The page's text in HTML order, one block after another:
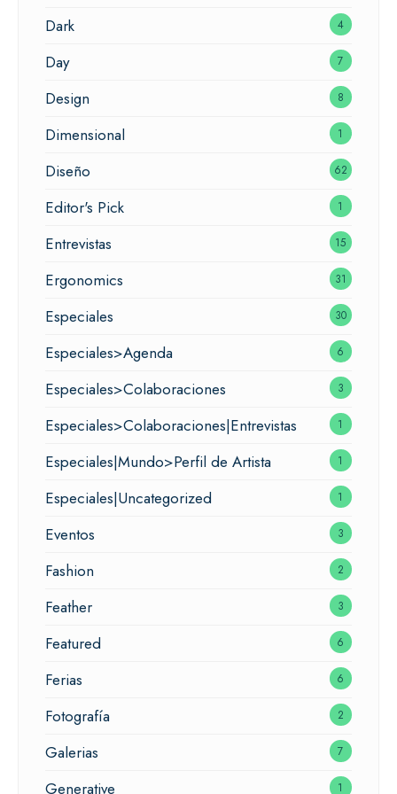
Dark 4
Day 7
Design 8
Dimensional 1
Diseño 62
Editor's Pick 1
Entrevistas 15
Ergonomics 31
Especiales 30
Especiales>Agenda 6
Especiales>Colaboraciones 3
Especiales>Colaboraciones|Entrevistas 1
Especiales|Mundo>Perfil de Artista 1
Especiales|Uncategorized 1
Eventos 3
Fashion 2
Feather 3
Featured 6
Ferias 6
Fotografía 2
Galerias 7
Generative 1